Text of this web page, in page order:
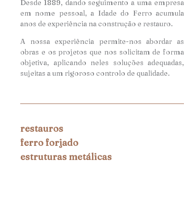
Desde 1889, dando seguimento a uma empresa
em nome pessoal, a Idade do Ferro acumula
anos de experiência na construção e restauro.
A nossa experiência permite-nos abordar as
obras e os projetos que nos solicitam de forma
objetiva, aplicando neles soluções adequadas,
sujeitas a um rigoroso controlo de qualidade.
restauros
ferro forjado
estruturas metálicas